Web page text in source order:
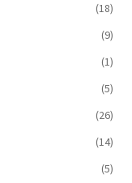
(18)
(9)
(1)
(5)
(26)
(14)
(5)